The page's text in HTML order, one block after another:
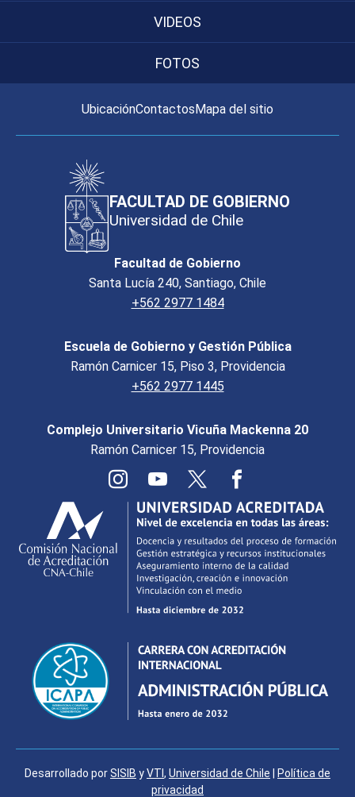
VIDEOS
FOTOS
UbicaciónContactosMapa del sitio
FACULTAD DE GOBIERNO
Universidad de Chile
Facultad de Gobierno
Santa Lucía 240, Santiago, Chile
+562 2977 1484
Escuela de Gobierno y Gestión Pública
Ramón Carnicer 15, Piso 3, Providencia
+562 2977 1445
Complejo Universitario Vicuña Mackenna 20
Ramón Carnicer 15, Providencia
Desarrollado porSISIB yVTI , Universidad de Chile
Política de
privacidad